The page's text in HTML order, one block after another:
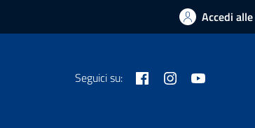
Accedi
Seguici su: FacebookInstagram